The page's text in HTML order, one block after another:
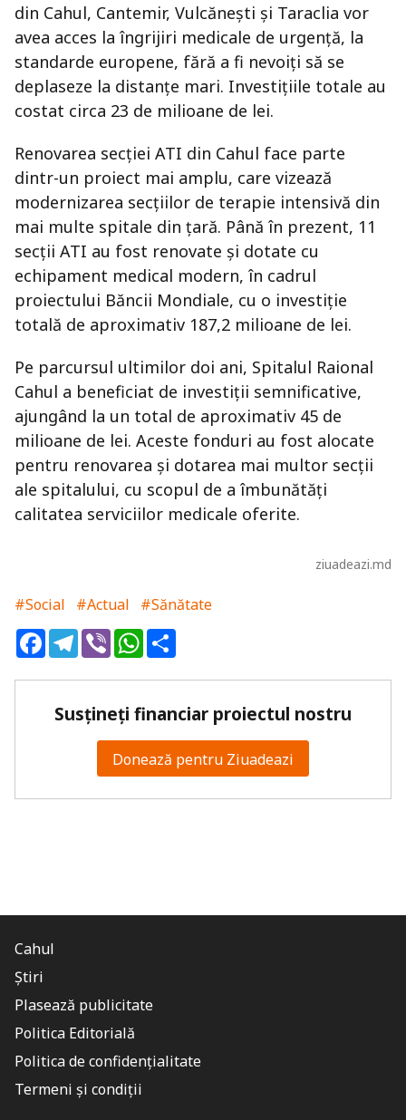
din Cahul, Cantemir, Vulcănești și Taraclia vor
avea acces la îngrijiri medicale de urgență, la
standarde europene, fără a fi nevoiți să se
deplaseze la distanțe mari. Investițiile totale au
costat circa 23 de milioane de lei.
Renovarea secției ATI din Cahul face parte
dintr-un proiect mai amplu, care vizează
modernizarea secțiilor de terapie intensivă din
mai multe spitale din țară. Până în prezent, 11
secții ATI au fost renovate și dotate cu
echipament medical modern, în cadrul
proiectului Băncii Mondiale, cu o investiție
totală de aproximativ 187,2 milioane de lei.
Pe parcursul ultimilor doi ani, Spitalul Raional
Cahul a beneficiat de investiții semnificative,
ajungând la un total de aproximativ 45 de
milioane de lei. Aceste fonduri au fost alocate
pentru renovarea și dotarea mai multor secții
ale spitalului, cu scopul de a îmbunătăți
calitatea serviciilor medicale oferite.
ziuadeazi.md
#Social #Actual
#Sănătate
FacebookTelegram
ViberWhatsApp
Susțineți financiar proiectul nostru
Donează pentru Ziuadeazi
Cahul
Știri
Plasează publicitate
Politica Editorială
Politica de confidențialitate
Termeni și condiții